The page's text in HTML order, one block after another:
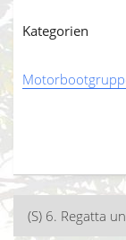
Kategorien
(S) 6. Regatta